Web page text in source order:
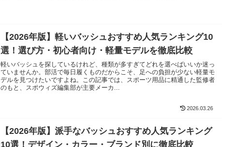
【2026年版】軽いバッシュおすすめ人気ランキング10
選！選び方・初心者向け・軽量モデルを徹底比較
軽いバッシュを探しているけれど、種類が多すぎてどれを選べばいいか迷っ
ていませんか。部活で毎日履くものだからこそ、足への負担が少ない軽量モ
デルを見つけたいですよね。この記事では、スポーツ用品に精通した監修者
のもと、スポウィズ編集部が主要メーカ...
2026.03.26
【2026年版】派手なバッシュおすすめ人気ランキング
10選！デザイン・カラー・ブランド別に徹底比較